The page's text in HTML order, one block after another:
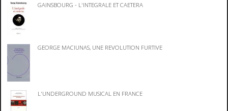
GAINSBOURG - L'INTEGRALE ET CAETERA
GEORGE MACIUNAS, UNE REVOLUTION FURTIVE
L'UNDERGROUND MUSICAL EN FRANCE